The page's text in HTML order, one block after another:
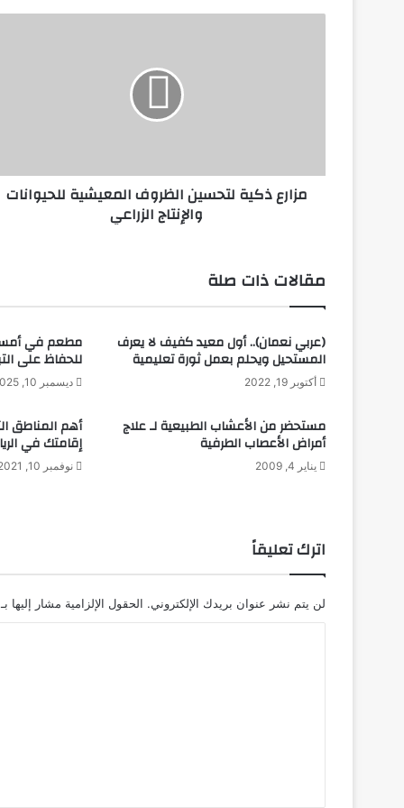
ة
ن
ا
ظ
ر
و
ا
ل
ة
ل
ح
مزارع ذكية لتحسين الظروف المعيشية للحيوانات
والإنتاج الزراعي
مقالات ذات صلة
(عربي نعمان).. أول معيد كفيف لا يعرف
المستحيل ويحلم بعمل ثورة تعليمية
أكتوبر 19, 2022
مطعم في
للحفاظ على
ديسمبر 10, 2025
مستحضر من الأعشاب الطبيعية لـ علاج
أمراض الأعصاب الطرفية
يناير 4, 2009
أهم المناطق
إقامتك في
نوفمبر 10, 2021
اترك تعليقاً
لن يتم نشر عنوان بريدك الإلكتروني. الحقول الإلزامية مشار إليها بـ